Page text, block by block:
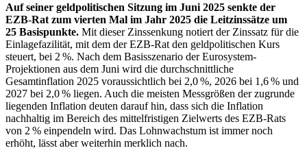
Auf seiner geldpolitischen Sitzung im Juni 2025 senkte der
EZB-Rat zum vierten Mal im Jahr 2025 die Leitzinssätze um
25 Basispunkte. Mit dieser Zinssenkung notiert der Zinssatz für die
Einlagefazilität, mit dem derEZB-Rat den geldpolitischen Kurs
steuert, bei 2 %. Nach dem Basisszenario der Eurosystem-
Projektionen aus dem Juni wird die durchschnittliche
Gesamtinflation 2025 voraussichtlich bei 2,0 %, 2026 bei 1,6 % und
2027 bei 2,0 % liegen. Auch die meisten Messgrößen der zugrunde
liegenden Inflation deuten darauf hin, dass sich die Inflation
nachhaltig im Bereich des mittelfristigen Zielwerts des EZB-Rats
von 2 % einpendeln wird. Das Lohnwachstum ist immer noch
erhöht, lässt aber weiterhin merklich nach.